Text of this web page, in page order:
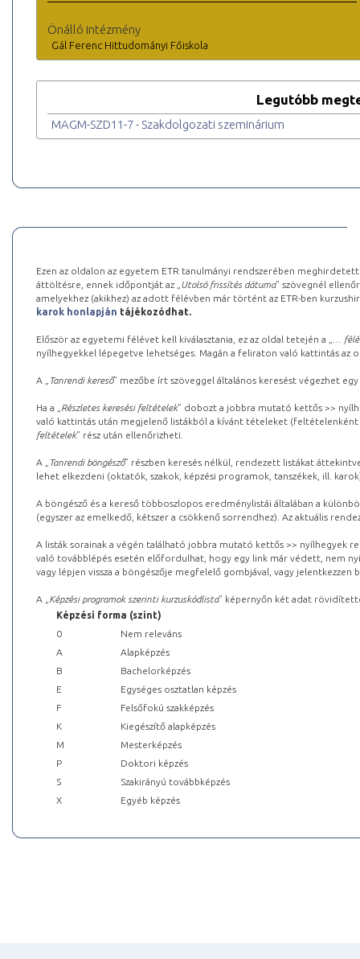
Önálló intézmény
Gál Ferenc Hittudományi Főiskola
Legutóbb
MAGM-SZD11-7 - Szakdolgozati szeminárium
Ezen az oldalon az egyetem ETR tanulmányi rendszerében
áttöltésre, ennek időpontját az „ Utolsó frissítés dátuma” szövegnél
amelyekhez (akikhez) az adott félévben már történt az ETR-ben
karok honlapján tájékozódhat.
Először az egyetemi félévet kell kiválasztania, ez az oldal tetején a „
…
nyílhegyekkel lépegetve lehetséges. Magán a feliraton való kattintás az
A „ Tanrendi kereső” mezőbe írt szöveggel általános keresést végezhet
Ha a „ Részletes keresési feltételek” dobozt a jobbra mutató kettős >>
való kattintás után megjelenő listákból a kívánt tételeket (feltételenként
feltételek” rész után ellenőrizheti.
A „ Tanrendi böngésző” részben keresés nélkül, rendezett listákat
lehet elkezdeni (oktatók, szakok, képzési programok, tanszékek, ill.
A böngésző és a kereső többoszlopos eredménylistái általában a
(egyszer az emelkedő, kétszer a csökkenő sorrendhez). Az aktuális
A listák sorainak a végén található jobbra mutató kettős >> nyílhegyek
való továbblépés esetén előfordulhat, hogy egy link már védett, nem
vagy lépjen vissza a böngészője megfelelő gombjával, vagy
A „ Képzési programok szerinti kurzuskódlista” képernyőn két adat
Képzési forma (szint)
0
Nem releváns
A
Alapképzés
B
Bachelorképzés
E
Egységes osztatlan képzés
F
Felsőfokú szakképzés
K
Kiegészítő alapképzés
M
Mesterképzés
P
Doktori képzés
S
Szakirányú továbbképzés
X
Egyéb képzés